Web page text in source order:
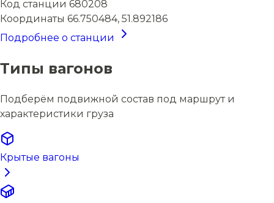
Код станции 680208
Координаты 66.750484, 51.892186
Подробнее о станции
Типы вагонов
Подберём подвижной состав под маршрут и
характеристики груза
Крытые вагоны